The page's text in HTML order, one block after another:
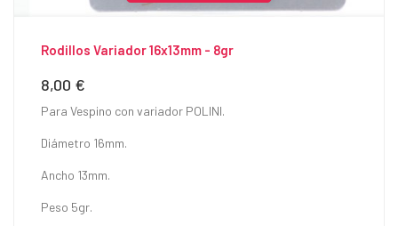
Rodillos Variador 16x13mm - 8gr
Precio
8,00 €
Para Vespino con variador POLINI.
Diámetro 16mm.
Ancho 13mm.
Peso 5gr.